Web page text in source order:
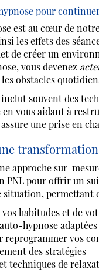
pour
est au cœur de
les effets des
de créer un
vous devenez
obstacles
souvent des
en vous aidant à
une prise en
approche sur-
PNL pour offrir un
situation, permettant
habitudes et de
hypnose adaptées
reprogrammer vos
des stratégies
techniques de